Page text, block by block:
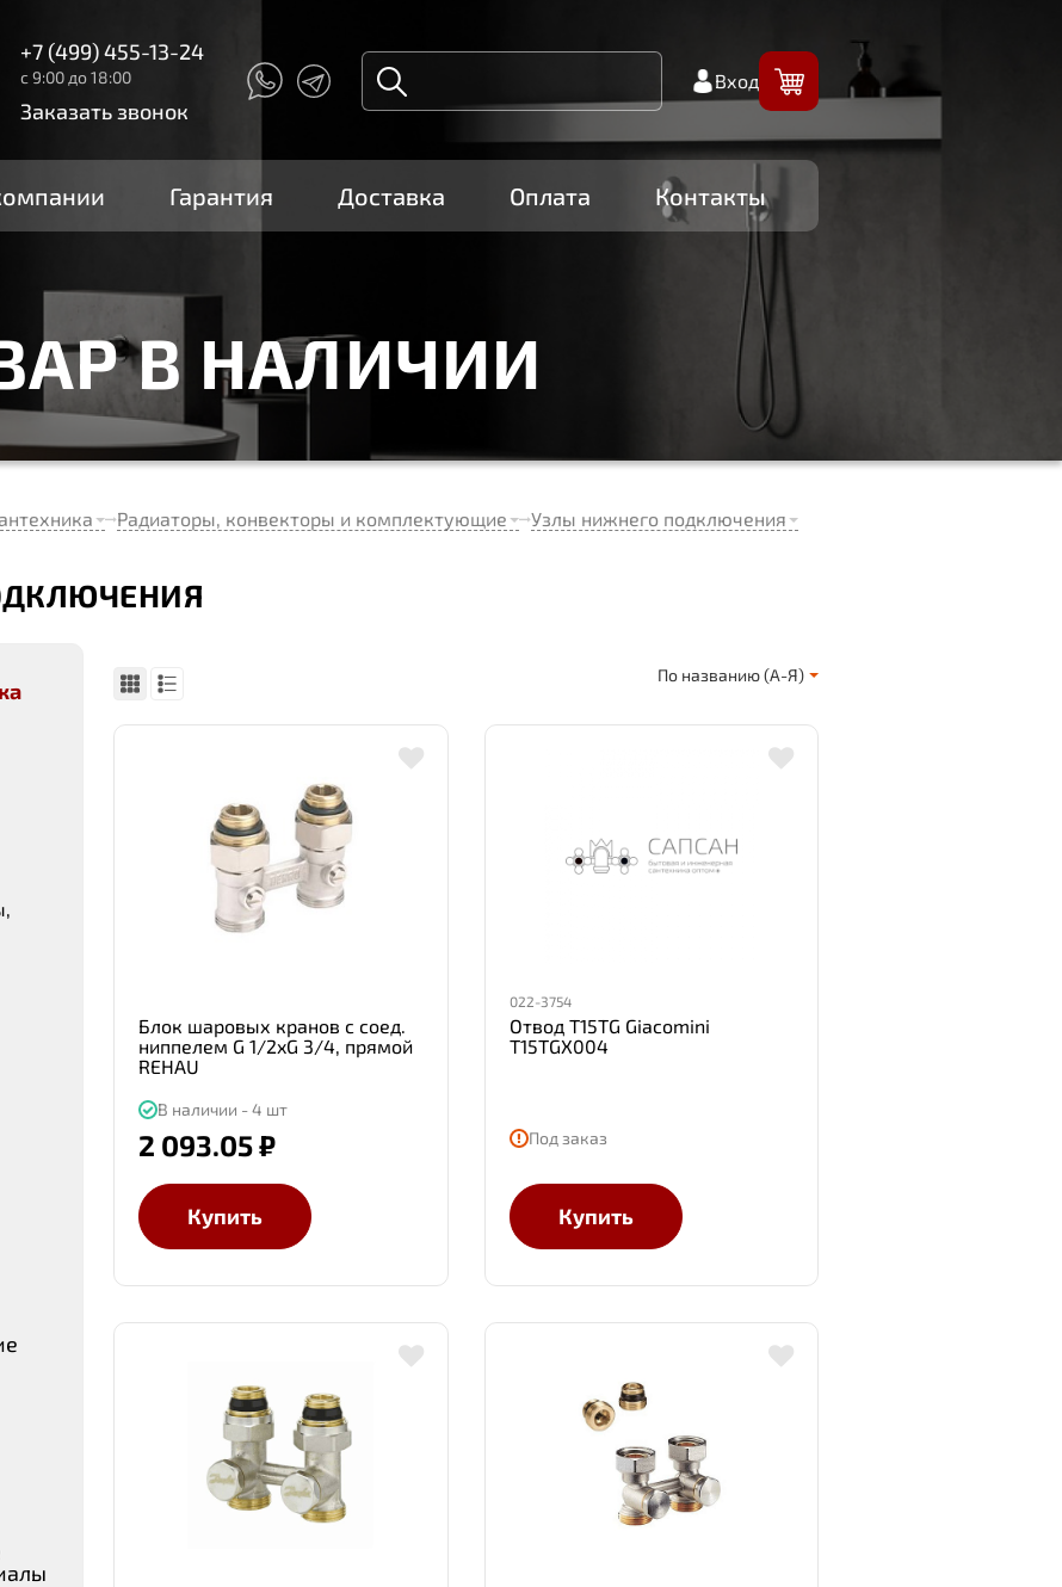
+7 (499) 455-13-24
с 9:00 до 18:00
Заказать звонок
Вход
Гарантия Доставка Оплата Контакты
В НАЛИЧИИ
Радиаторы, конвекторы и комплектующие Узлы нижнего подключения
По названию (А-Я)
Блок шаровых кранов с соед.
ниппелем G 1/2xG 3/4, прямой
REHAU
В наличии - 4 шт
2 093.05 ₽
Купить
022-3754
Отвод T15TG Giacomini
T15TGX004
Под заказ
Купить